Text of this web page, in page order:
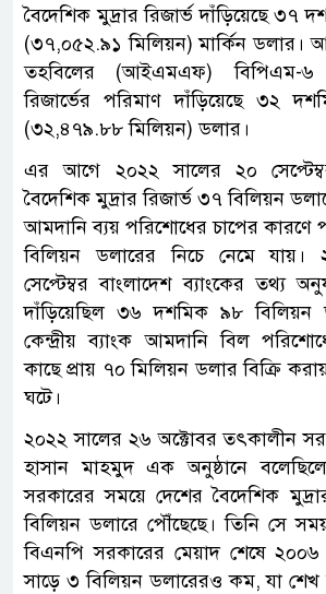
বৈদেশিক মুদ্রার রিজার্ভ দাঁড়িয়েছে ৩৭
(৩৭,০৫২.৯১ মিলিয়ন) মার্কিন ডলার।
তহবিলের (আইএমএফ) বিপিএম-৬
রিজার্ভের পরিমাণ দাঁড়িয়েছে ৩২
(৩২,৪৭৯.৮৮ মিলিয়ন) ডলার।
এর আগে ২০২২ সালের ২০
বৈদেশিক মুদ্রার রিজার্ভ ৩৭ বিলিয়ন
আমদানি ব্যয় পরিশোধের চাপের কারণে
বিলিয়ন ডলারের নিচে নেমে
সেপ্টেম্বর বাংলাদেশ ব্যাংকের তথ্য
দাঁড়িয়েছিল ৩৬ দশমিক ৯৮
কেন্দ্রীয় ব্যাংক আমদানি বিল
কাছে প্রায় ৭০ মিলিয়ন ডলার বিক্রি
ঘটে।
২০২২ সালের ২৬ অক্টোবর তৎকালীন
হাসান মাহমুদ এক অনুষ্ঠানে
সরকারের সময়ে দেশের বৈদেশিক
বিলিয়ন ডলারে পৌঁছেছে। তিনি সে
বিএনপি সরকারের মেয়াদ শেষে ২০০৬
সাড়ে ৩ বিলিয়ন ডলারেরও কম, যা শেখ